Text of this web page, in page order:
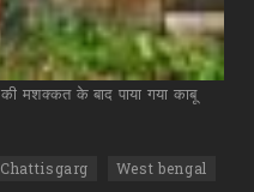
की मशक्कत के बाद पाया गया काबू
Chattisgarg West bengal